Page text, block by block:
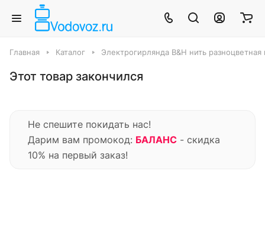
Главная Каталог Электрогирлянда B&H нить
Этот товар закончился
Не спешите покидать нас!
Дарим вам промокод: БАЛАНС - скидка
10% на первый заказ!